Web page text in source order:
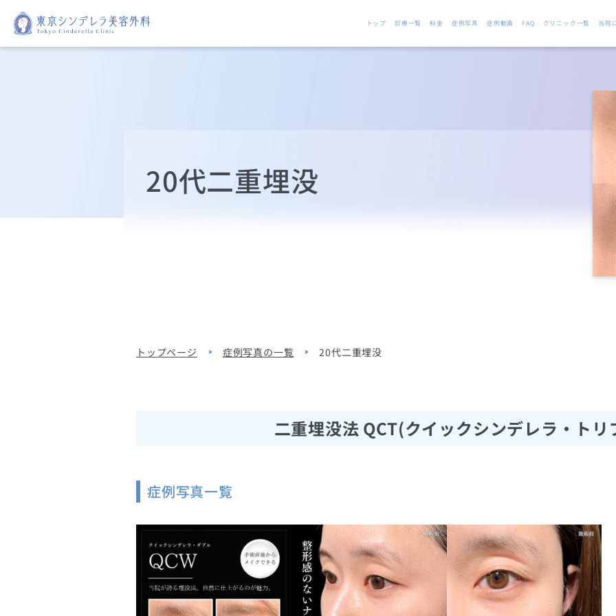
トップ 診療一覧 料金 症例写真 症例動画 FAQ クリニック一覧 当院
20代二重埋没
トップページ 症例写真の一覧 20代二重埋没
二重埋没法 QCT(クイックシンデレラ・トリ
症例写真一覧